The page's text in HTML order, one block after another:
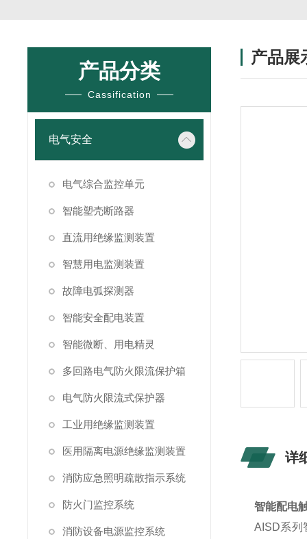
产品分类
Cassification
电气安全
电气综合监控单元
智能塑壳断路器
直流用绝缘监测装置
智慧用电监测装置
故障电弧探测器
智能安全配电装置
智能微断、用电精灵
多回路电气防火限流保护箱
电气防火限流式保护器
工业用绝缘监测装置
医用隔离电源绝缘监测装置
消防应急照明疏散指示系统
防火门监控系统
消防设备电源监控系统
产品展
详
智能配电
AISD系列